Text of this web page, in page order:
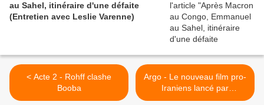
au Sahel, itinéraire d'une défaite
(Entretien avec Leslie Varenne)
< Acte 2 - Rohff clashe
Booba
Argo - Le nouveau film pro-
Iraniens lancé par
Hollywood >